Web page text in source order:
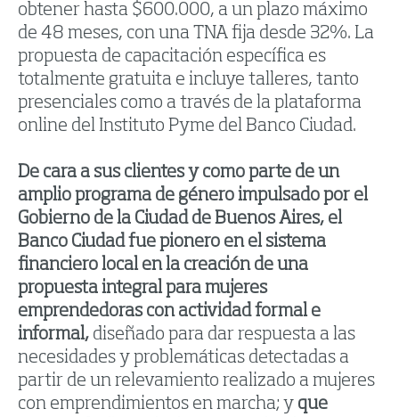
obtener hasta $600.000, a un plazo máximo
de 48 meses, con una TNA fija desde 32%. La
propuesta de capacitación específica es
totalmente gratuita e incluye talleres, tanto
presenciales como a través de la plataforma
online del Instituto Pyme del Banco Ciudad.
De cara a sus clientes y como parte de un
amplio programa de género impulsado por el
Gobierno de la Ciudad de Buenos Aires, el
Banco Ciudad fue pionero en el sistema
financiero local enla creación de una
propuesta integral para mujeres
emprendedoras con actividad formal e
informal, diseñado para dar respuesta a las
necesidades y problemáticas detectadas a
partir de un relevamiento realizado a mujeres
con emprendimientos en marcha; y que